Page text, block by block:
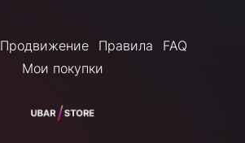
Продвижение Правила
FAQ
Мои покупки